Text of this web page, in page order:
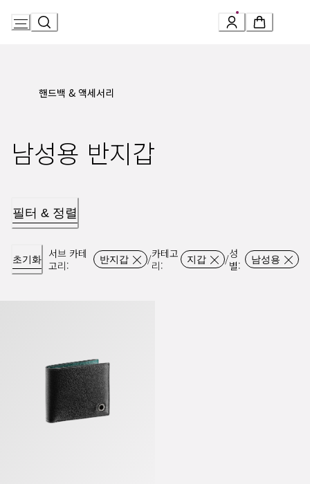
핸드백 & 액세서리
남성용 반지갑
필터 & 정렬
초기화
서브 카테
고리: 반지갑 /카테고
리: 지갑 /성
별: 남성용